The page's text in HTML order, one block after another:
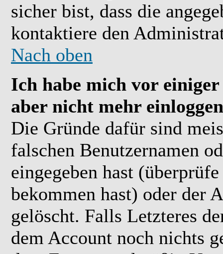
sicher bist, dass die
kontaktiere den
Nach oben
Ich habe mich vor
aber nicht mehr
Die Gründe dafür sind
falschen Benutzernamen
eingegeben hast
bekommen hast) oder der
gelöscht. Falls Letzteres
dem Account noch nichts